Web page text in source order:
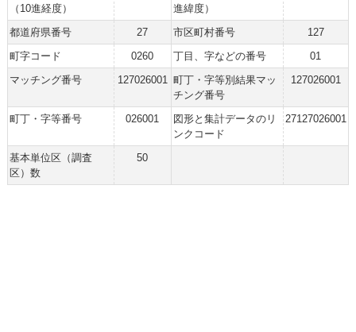
（10進経度）
進緯度）
都道府県番号 27 市区町村番号
127
町字コード
0260 丁目、字などの番号
01
マッチング番号
127026001 町丁・字等別結果マッ
チング番号
127026001
町丁・字等番号 026001
図形と集計データのリ
ンクコード
27127026001
基本単位区（調査
区）数
50